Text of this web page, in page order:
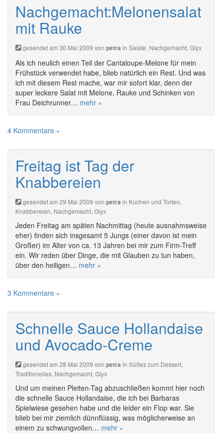
Nachgemacht:Melonensalat
mit Rauke
gesendet am 30 Mai 2009 von petra in Salate, Nachgemacht, Glyx
Als ich neulich einen Teil der Cantaloupe-Melone für mein
Frühstück verwendet habe, blieb natürlich ein Rest. Und was
ich mit diesem Rest mache, war mir sofort klar, denn der
super leckere Salat mit Melone, Rauke und Schinken von
Frau Deichrunner… mehr »
4 Kommentare »
Freitag ist Tag der
Knabbereien
gesendet am 29 Mai 2009 von petra in Kuchen und Torten,
Knabbereien, Nachgemacht, Glyx
Jeden Freitag am späten Nachmittag (heute ausnahmsweise
eher) finden sich insgesamt 5 Jungs (einer davon ist mein
Großer) im Alter von ca. 13 Jahren bei mir zum Firm-Treff
ein. Wir reden über Dinge, die mit Glauben zu tun haben,
über den heiligen… mehr »
3 Kommentare »
Schnelle Sauce Hollandaise
und Avocado-Creme
gesendet am 28 Mai 2009 von petra in Süßes zum Dessert,
Traditionelles, Nachgemacht, Glyx
Und um meinen Pleiten-Tag abzuschließen kommt hier noch
die schnelle Sauce Hollandaise, die ich bei Barbaras
Spielwiese gesehen habe und die leider ein Flop war. Sie
blieb bei mir ziemlich dünnflüssig, was möglicherweise an
einem zu schwungvollen… mehr »